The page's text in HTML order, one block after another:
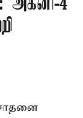
அக்னி-4